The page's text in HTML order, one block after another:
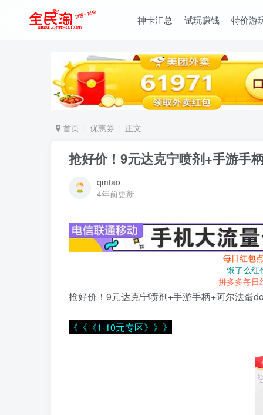
神卡汇总 试玩赚钱 特价游
首页 优惠券 正文
抢好价！9元达克宁喷剂+手游手
qmtao
4年前更新
每日红包
饿了么红
拼多多每日
抢好价！9元达克宁喷剂+手游手柄+阿尔法蛋
《《《1-10元专区》》》